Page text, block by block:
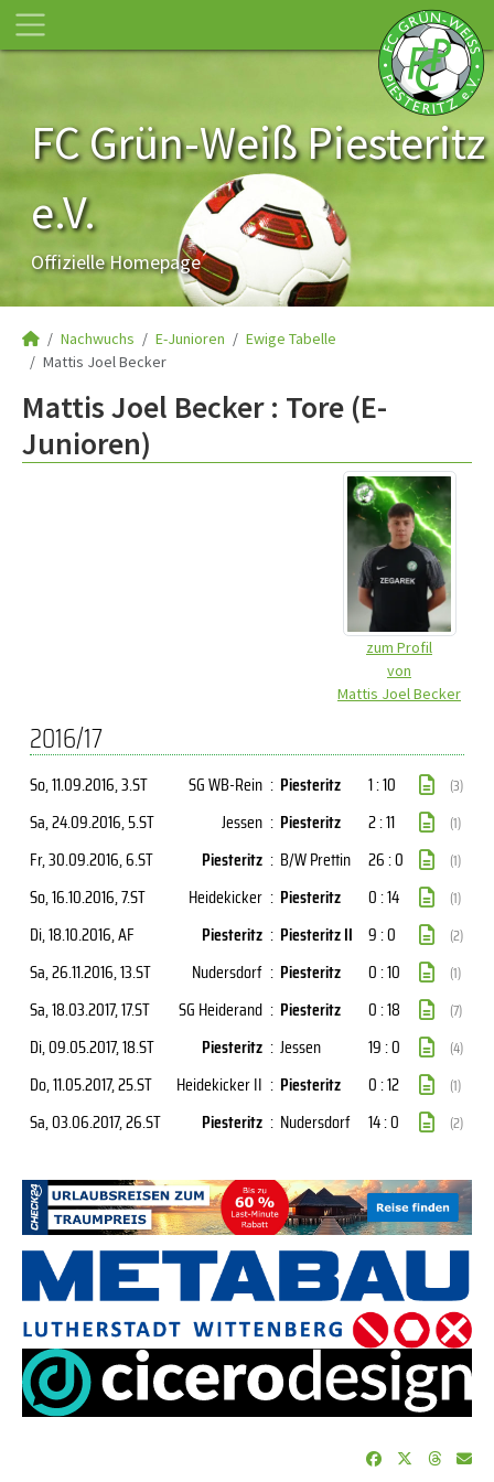
FC Grün-Weiß Piesteritz
e.V.
Offizielle Homepage
Nachwuchs E-Junioren
Ewige Tabelle
Mattis Joel Becker
Mattis Joel Becker : Tore (E-
Junioren)
zum Profil
von
Mattis Joel Becker
2016/17
So, 11.09.2016, 3.ST SG WB-Rein : Piesteritz 1 : 10 (3)
Sa, 24.09.2016, 5.ST Jessen : Piesteritz 2 : 11 (1)
Fr, 30.09.2016, 6.ST Piesteritz : B/W Prettin 26 : 0 (1)
So, 16.10.2016, 7.ST Heidekicker : Piesteritz 0 : 14 (1)
Di, 18.10.2016, AF Piesteritz : Piesteritz II 9 : 0 (2)
Sa, 26.11.2016, 13.ST Nudersdorf : Piesteritz 0 : 10 (1)
Sa, 18.03.2017, 17.ST SG Heiderand : Piesteritz 0 : 18 (7)
Di, 09.05.2017, 18.ST Piesteritz : Jessen 19 : 0 (4)
Do, 11.05.2017, 25.ST Heidekicker II : Piesteritz 0 : 12 (1)
Sa, 03.06.2017, 26.ST Piesteritz : Nudersdorf 14 : 0 (2)